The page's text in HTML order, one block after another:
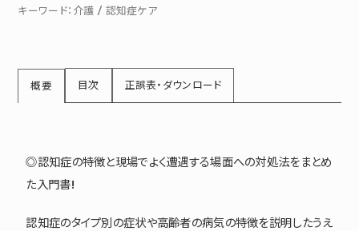
キーワード： 介護 / 認知症ケア
概要 目次 正誤表・ダウンロード
◎認知症の特徴と現場でよく遭遇する場面への対処法をまとめ
た入門書!
認知症のタイプ別の症状や高齢者の病気の特徴を説明したうえ